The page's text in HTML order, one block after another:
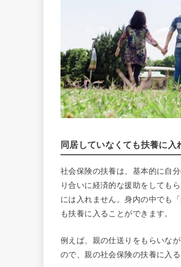
同居していなくても扶養に入
社会保険の扶養は、基本的に自
り合いに経済的な援助をしても
には入れません。身内の中でも
も扶養に入ることができます。
例えば、親の仕送りをもらいな
ので、親の社会保険の扶養に入る